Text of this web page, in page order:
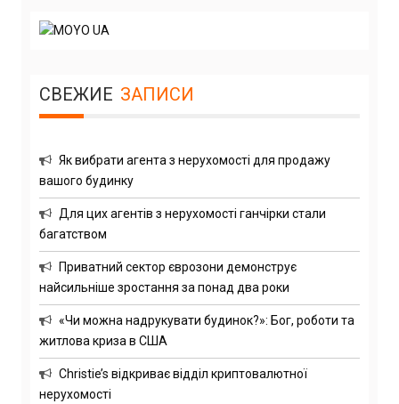
СВЕЖИЕ ЗАПИСИ
Як вибрати агента з нерухомості для продажу
вашого будинку
Для цих агентів з нерухомості ганчірки стали
багатством
Приватний сектор єврозони демонструє
найсильніше зростання за понад два роки
«Чи можна надрукувати будинок?»: Бог, роботи та
житлова криза в США
Christie’s відкриває відділ криптовалютної
нерухомості